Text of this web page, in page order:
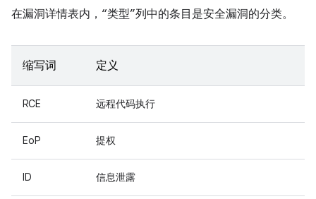
在漏洞详情表内，“类型”列中的条目是安全漏洞的分类。
缩写词 定义
RCE 远程代码执行
EoP 提权
ID 信息泄露